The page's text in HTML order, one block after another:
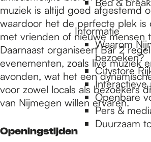
Informatie
Waarom
bezoeken?
Citystore
Openbare
Pers &
Duurzaam
muziek is altijd goed afgestemd
waardoor het de perfecte plek is
met vrienden of nieuwe mensen
Daarnaast organiseert Bar 2
evenementen, zoals live muziek
avonden, wat het een
voor zowel locals als bezoekers
van Nijmegen willen ervaren.
Openingstijden